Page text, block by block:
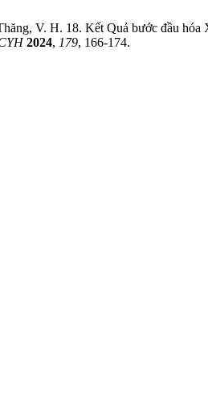
V. H. 18. Kết Quả bước đầu
2024, 179, 166-174.